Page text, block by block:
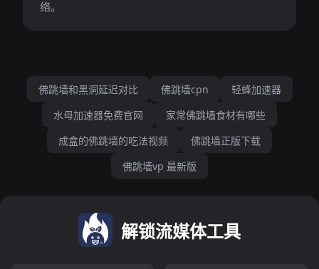
络。
佛跳墙和黑洞延迟对比 佛跳墙cpn
轻蜂加速器
水母加速器免费官网
家常佛跳墙食材有哪些
成盒的佛跳墙的吃法视频
佛跳墙正版下载
佛跳墙vp 最新版
解锁流媒体工具